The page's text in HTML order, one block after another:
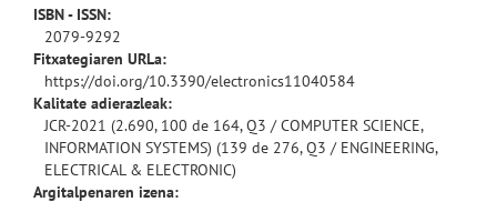
ISBN - ISSN:
2079-9292
Fitxategiaren URLa:
https://doi.org/10.3390/electronics11040584
Kalitate adierazleak:
JCR-2021 (2.690, 100 de 164, Q3 / COMPUTER SCIENCE,
INFORMATION SYSTEMS) (139 de 276, Q3 / ENGINEERING,
ELECTRICAL & ELECTRONIC)
Argitalpenaren izena: